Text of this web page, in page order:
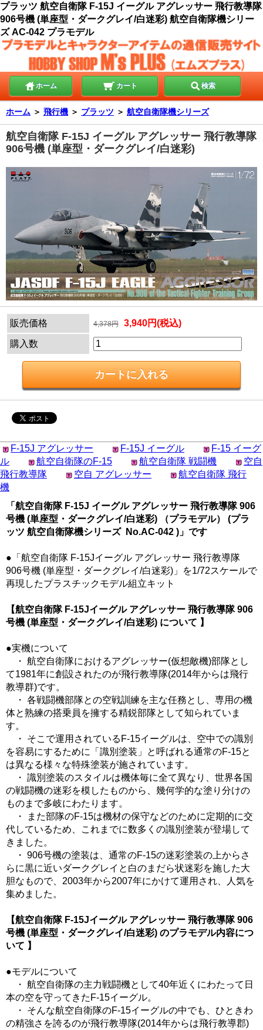
プラッツ 航空自衛隊 F-15J イーグル アグレッサー 飛行教導隊
906号機 (単座型・ダークグレイ/白迷彩) 航空自衛隊機シリー
ズ AC-042 プラモデル
ホーム カート 検索
ホーム ＞ 飛行機 ＞ プラッツ ＞ 航空自衛隊機シリーズ
航空自衛隊 F-15J イーグル アグレッサー 飛行教導隊
906号機 (単座型・ダークグレイ/白迷彩)
販売価格 4,378円 3,940円(税込)
購入数
F-15J アグレッサー F-15J イーグル
F-15 イーグ
ル
航空自衛隊のF-15 航空自衛隊 戦闘機
空自
飛行教導隊
空自 アグレッサー
航空自衛隊 飛行
機
「航空自衛隊 F-15J イーグル アグレッサー 飛行教導隊 906
号機 (単座型・ダークグレイ/白迷彩) （プラモデル） (プラ
ッツ 航空自衛隊機シリーズ No.AC-042 )」です
●「航空自衛隊 F-15Jイーグル アグレッサー 飛行教導隊
906号機 (単座型・ダークグレイ/白迷彩)」を1/72スケールで
再現したプラスチックモデル組立キット
【航空自衛隊 F-15Jイーグル アグレッサー 飛行教導隊 906
号機 (単座型・ダークグレイ/白迷彩) について 】
●実機について
・ 航空自衛隊におけるアグレッサー(仮想敵機)部隊とし
て1981年に創設されたのが飛行教導隊(2014年からは飛行
教導群)です。
・ 各戦闘機部隊との空戦訓練を主な任務とし、専用の機
体と熟練の搭乗員を擁する精鋭部隊として知られていま
す。
・ そこで運用されているF-15イーグルは、空中での識別
を容易にするために「識別塗装」と呼ばれる通常のF-15と
は異なる様々な特殊塗装が施されています。
・ 識別塗装のスタイルは機体毎に全て異なり、世界各国
の戦闘機の迷彩を模したものから、幾何学的な塗り分けの
ものまで多岐にわたります。
・ また部隊のF-15は機材の保守などのために定期的に交
代しているため、これまでに数多くの識別塗装が登場して
きました。
・ 906号機の塗装は、通常のF-15の迷彩塗装の上からさ
らに黒に近いダークグレイと白のまだら状迷彩を施した大
胆なもので、2003年から2007年にかけて運用され、人気を
集めました。
【航空自衛隊 F-15Jイーグル アグレッサー 飛行教導隊 906
号機 (単座型・ダークグレイ/白迷彩) のプラモデル内容につ
いて 】
●モデルについて
・ 航空自衛隊の主力戦闘機として40年近くにわたって日
本の空を守ってきたF-15イーグル。
・ そんな航空自衛隊のF-15イーグルの中でも、ひときわ
の精強さを誇るのが飛行教導隊(2014年からは飛行教導郡)